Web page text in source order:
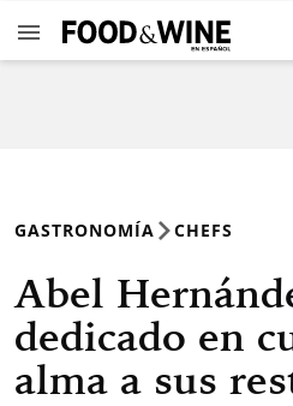
GASTRONOMÍA CHEFS
Abel
dedicado en
alma a sus